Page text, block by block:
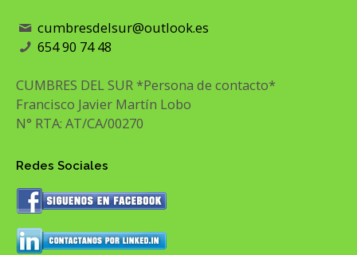
cumbresdelsur@outlook.es
654 90 74 48
CUMBRES DEL SUR *Persona de contacto*
Francisco Javier Martín Lobo
N° RTA: AT/CA/00270
Redes Sociales